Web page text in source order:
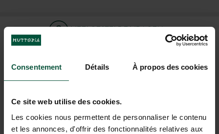
Consentement Détails À propos des cookies
Ce site web utilise des cookies.
Les cookies nous permettent de personnaliser le contenu
et les annonces, d'offrir des fonctionnalités relatives aux
VEELGESTELDE VRAGEN
HULP EN CONTACT
+31 85-040 11 40
(MA - VR: 9.00 - 18.00 UUR; ZA: 9.00 - 17.00 UUR)